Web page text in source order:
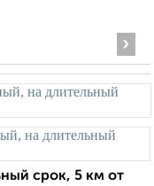
›
срок, 5 км от